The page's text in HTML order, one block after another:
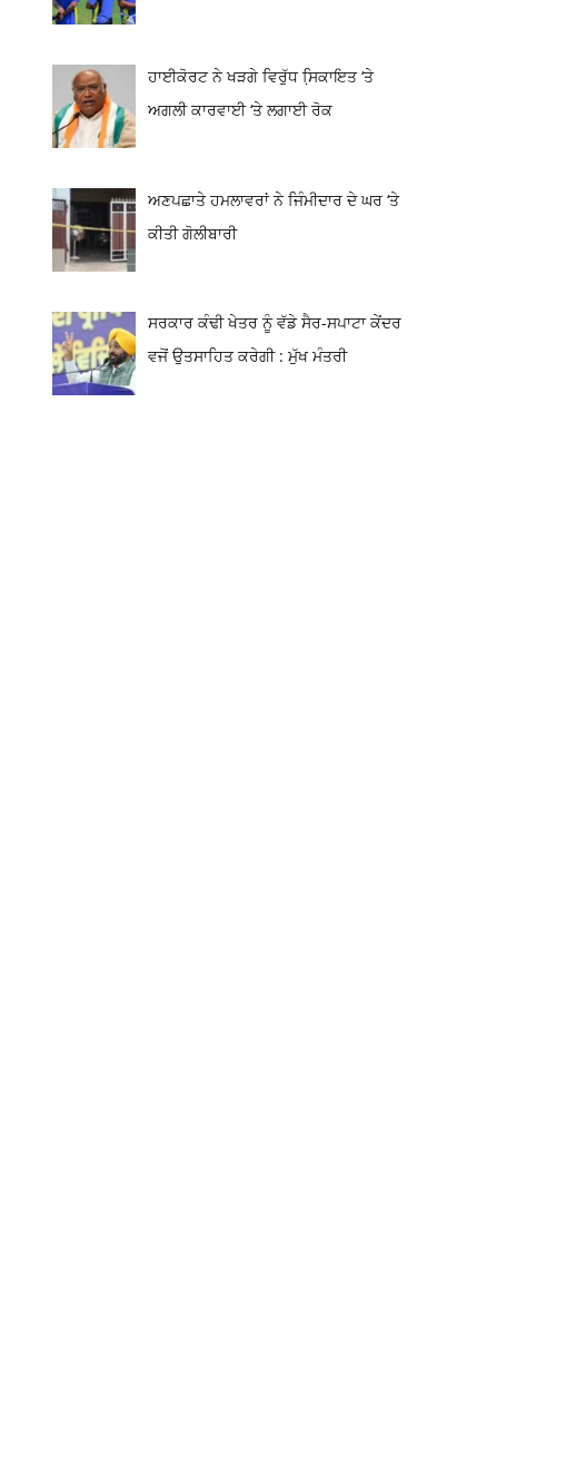
ਹਾਈਕੋਰਟ ਨੇ ਖੜਗੇ ਵਿਰੁੱਧ ਸਿ਼ਕਾਇਤ ‘ਤੇ
ਅਗਲੀ ਕਾਰਵਾਈ ‘ਤੇ ਲਗਾਈ ਰੋਕ
ਅਣਪਛਾਤੇ ਹਮਲਾਵਰਾਂ ਨੇ ਜਿੰਮੀਦਾਰ ਦੇ ਘਰ ‘ਤੇ
ਕੀਤੀ ਗੋਲੀਬਾਰੀ
ਸਰਕਾਰ ਕੰਢੀ ਖੇਤਰ ਨੂੰ ਵੱਡੇ ਸੈਰ-ਸਪਾਟਾ ਕੇਂਦਰ
ਵਜੋਂ ਉਤਸਾਹਿਤ ਕਰੇਗੀ : ਮੁੱਖ ਮੰਤਰੀ